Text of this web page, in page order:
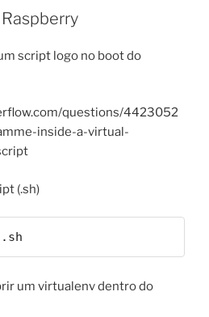
script logo no boot do
questions/4423052
inside-a-virtual-
(.sh)
um virtualenv dentro do